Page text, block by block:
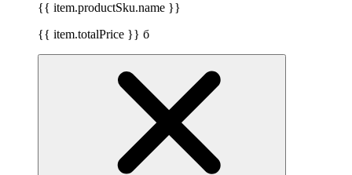
{{ item.productSku.name }}
{{ item.totalPrice }} б